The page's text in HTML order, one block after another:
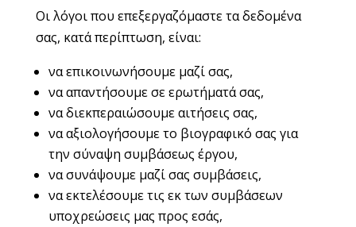
Οι λόγοι που επεξεργαζόμαστε τα δεδομένα
σας, κατά περίπτωση, είναι:
να επικοινωνήσουμε μαζί σας,
να απαντήσουμε σε ερωτήματά σας,
να διεκπεραιώσουμε αιτήσεις σας,
να αξιολογήσουμε το βιογραφικό σας για
την σύναψη συμβάσεως έργου,
να συνάψουμε μαζί σας συμβάσεις,
να εκτελέσουμε τις εκ των συμβάσεων
υποχρεώσεις μας προς εσάς,